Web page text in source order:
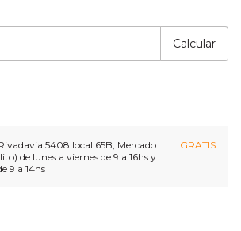
Calcular
5408 local 65B, Mercado
de lunes a viernes de 9 a 16hs y
9 a 14hs
GRATIS